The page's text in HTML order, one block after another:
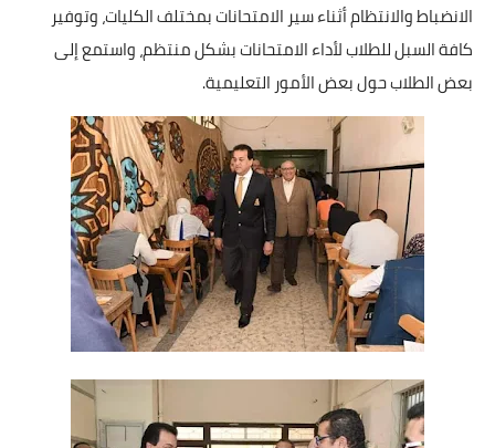
حوادث
الانضباط والانتظام أثناء سير الامتحانات بمختلف الكليات، وتوفير
كافة السبل للطلاب لأداء الامتحانات بشكل منتظم، واستمع إلى
بعض الطلاب حول بعض الأمور التعليمية.